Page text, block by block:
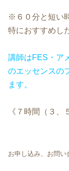
※６０分と短い
特におすすめし
講師はFES・ア
のエッセンスの
ます。
《７時間（３
お申し込み、お問